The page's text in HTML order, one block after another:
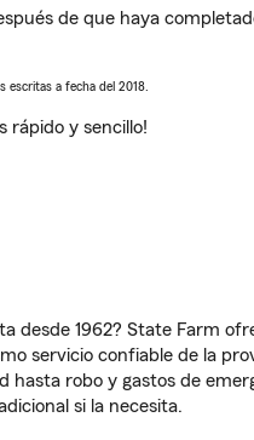
de que haya
escritas a fecha del 2018.
rápido y sencillo!
desde 1962? State Farm
servicio confiable de la
hasta robo y gastos de
si la necesita.